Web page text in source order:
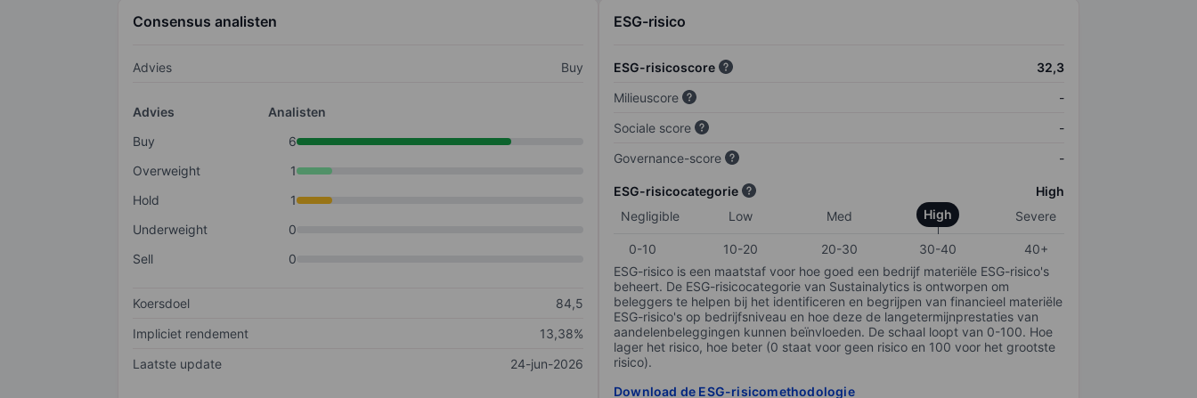
Consensus analisten
Advies Buy
Advies
Analisten
Buy
6
Overweight
1
Hold
1
Underweight
0
Sell
0
Koersdoel
84,5
Impliciet rendement
13,38%
Laatste update
24-jun-2026
ESG-risico
ESG-risicoscore
32,3
Milieuscore
-
Sociale score
-
Governance-score
-
ESG-risicocategorie
High
Negligible
Low Med High Severe
0-10 10-20 20-30 30-40
40+
ESG-risico is een maatstaf voor hoe goed een bedrijf materiële ESG-risico's
beheert. De ESG-risicocategorie van Sustainalytics is ontworpen om
beleggers te helpen bij het identificeren en begrijpen van financieel materiële
ESG-risico's op bedrijfsniveau en hoe deze de langetermijnprestaties van
aandelenbeleggingen kunnen beïnvloeden. De schaal loopt van 0-100. Hoe
lager het risico, hoe beter (0 staat voor geen risico en 100 voor het grootste
risico).
Download de ESG-risicomethodologie